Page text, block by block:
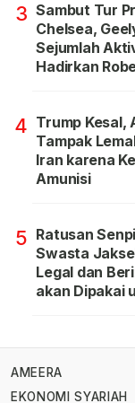
3 Sambut Tur
Chelsea,
Sejumlah
Hadirkan
4 Trump Kesal,
Tampak
Iran karena
Amunisi
5 Ratusan
Swasta
Legal dan
akan Dipakai
AMEERA
EKONOMI SYARIAH